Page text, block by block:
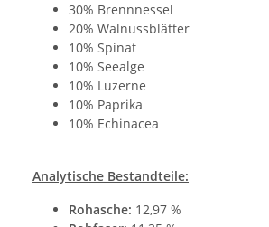
30% Brennnessel
20% Walnussblätter
10% Spinat
10% Seealge
10% Luzerne
10% Paprika
10% Echinacea
Analytische Bestandteile:
Rohasche: 12,97 %